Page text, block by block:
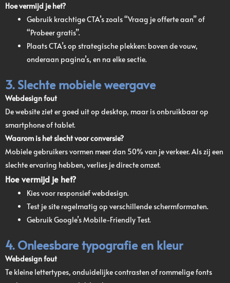
Hoe vermijd je het?
Gebruik krachtige CTA’s zoals “Vraag je offerte aan” of
“Probeer gratis”.
Plaats CTA’s op strategische plekken: boven de vouw,
onderaan pagina’s, en na elke sectie.
3. Slechte mobiele weergave
Webdesign fout
De website ziet er goed uit op desktop, maar is onbruikbaar op
smartphone of tablet.
Waarom is het slecht voor conversie?
Mobiele gebruikers vormen meer dan 50% van je verkeer. Als zij een
slechte ervaring hebben, verlies je directe omzet.
Hoe vermijd je het?
Kies voor responsief webdesign.
Test je site regelmatig op verschillende schermformaten.
Gebruik Google’s Mobile-Friendly Test.
4. Onleesbare typografie en kleur
Webdesign fout
Te kleine lettertypes, onduidelijke contrasten of rommelige fonts